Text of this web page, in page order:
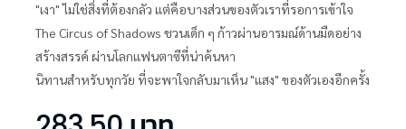
"เงา" ไม่ใช่สิ่งที่ต้องกลัว แต่คือบางส่วนของตัวเราที่รอการเข้าใจ
The Circus of Shadows ชวนเด็ก ๆ ก้าวผ่านอารมณ์ด้านมืดอย่าง
สร้างสรรค์ ผ่านโลกแฟนตาซีที่น่าค้นหา
นิทานสำหรับทุกวัย ที่จะพาใจกลับมาเห็น "แสง" ของตัวเองอีกครั้ง